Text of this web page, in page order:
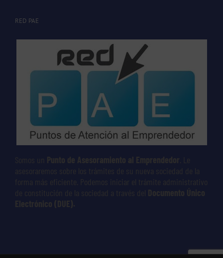
RED PAE
Somos un Punto de Asesoramiento al Emprendedor . Le
asesoraremos sobre los trámites de su nueva sociedad de la
forma más eficiente. Podemos iniciar el trámite administrativo
de constitución de la sociedad a través del Documento Único
Electrónico (DUE).